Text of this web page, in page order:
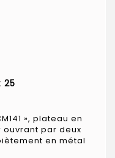
25
», plateau en
par deux
en métal